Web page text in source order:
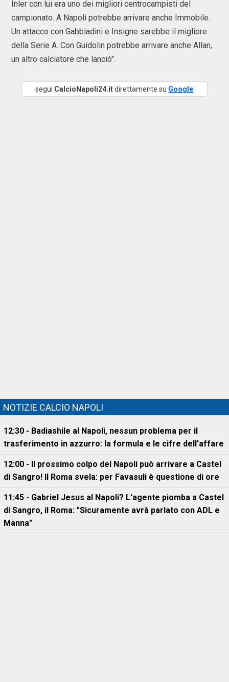
Inler con lui era uno dei migliori centrocampisti del
campionato. A Napoli potrebbe arrivare anche Immobile.
Un attacco con Gabbiadini e Insigne sarebbe il migliore
della Serie A. Con Guidolin potrebbe arrivare anche Allan,
un altro calciatore che lanciò".
segui CalcioNapoli24.itdirettamente su Google
NOTIZIE CALCIO NAPOLI
12:30 - Badiashile al Napoli, nessun problema per il
trasferimento in azzurro: la formula e le cifre dell'affare
12:00 - Il prossimo colpo del Napoli può arrivare a Castel
di Sangro! Il Roma svela: per Favasuli è questione di ore
11:45 - Gabriel Jesus al Napoli? L'agente piomba a Castel
di Sangro, il Roma: "Sicuramente avrà parlato con ADL e
Manna"